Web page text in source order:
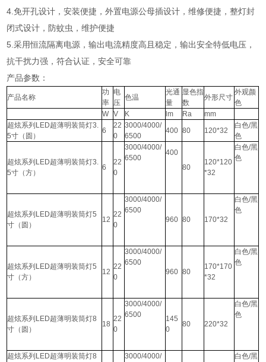
4.免开孔设计，安装便捷，外置电源公母插设计，维修便捷，整灯封
闭式设计，防蚊虫，维护便捷
5.采用恒流隔离电源，输出电流精度高且稳定，输出安全特低电压，
抗干扰力强，符合认证，安全可靠
产品参数：
产品名称
功
率
电
压
色温
光通
量
显色指
数
外形尺寸
外观颜
色
W V K lm Ra
mm
超炫系列LED超薄明装筒灯3.
5寸（圆）
6
22
0
3000/4000/
6500
400 80 120*32
白色/黑
色
超炫系列LED超薄明装筒灯3.
5寸（方）
6
22
0
3000/4000/
6500
400
80
120*120
*32
白色/黑
色
超炫系列LED超薄明装筒灯5
寸（圆）
12
22
0
3000/4000/
6500
960 80 170*32
白色/黑
色
超炫系列LED超薄明装筒灯5
寸（方）
12
22
0
3000/4000/
6500
960 80
170*170
*32
白色/黑
色
超炫系列LED超薄明装筒灯8
寸（圆）
18
22
0
3000/4000/
6500
145
0
80 220*32
白色/黑
色
超炫系列LED超薄明装筒灯8
3000/4000/
白色/黑